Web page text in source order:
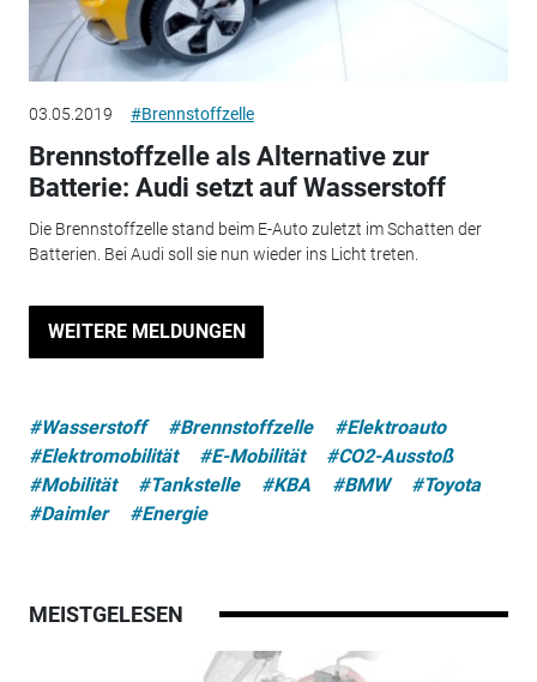
03.05.2019 #Brennstoffzelle
Brennstoffzelle als Alternative zur
Batterie: Audi setzt auf Wasserstoff
Die Brennstoffzelle stand beim E-Auto zuletzt im Schatten der
Batterien. Bei Audi soll sie nun wieder ins Licht treten.
WEITERE MELDUNGEN
#Wasserstoff #Brennstoffzelle
#Elektroauto
#Elektromobilität
#E-Mobilität
#CO2-Ausstoß
#Mobilität
#Tankstelle #KBA #BMW
#Toyota
#Daimler
#Energie
MEISTGELESEN